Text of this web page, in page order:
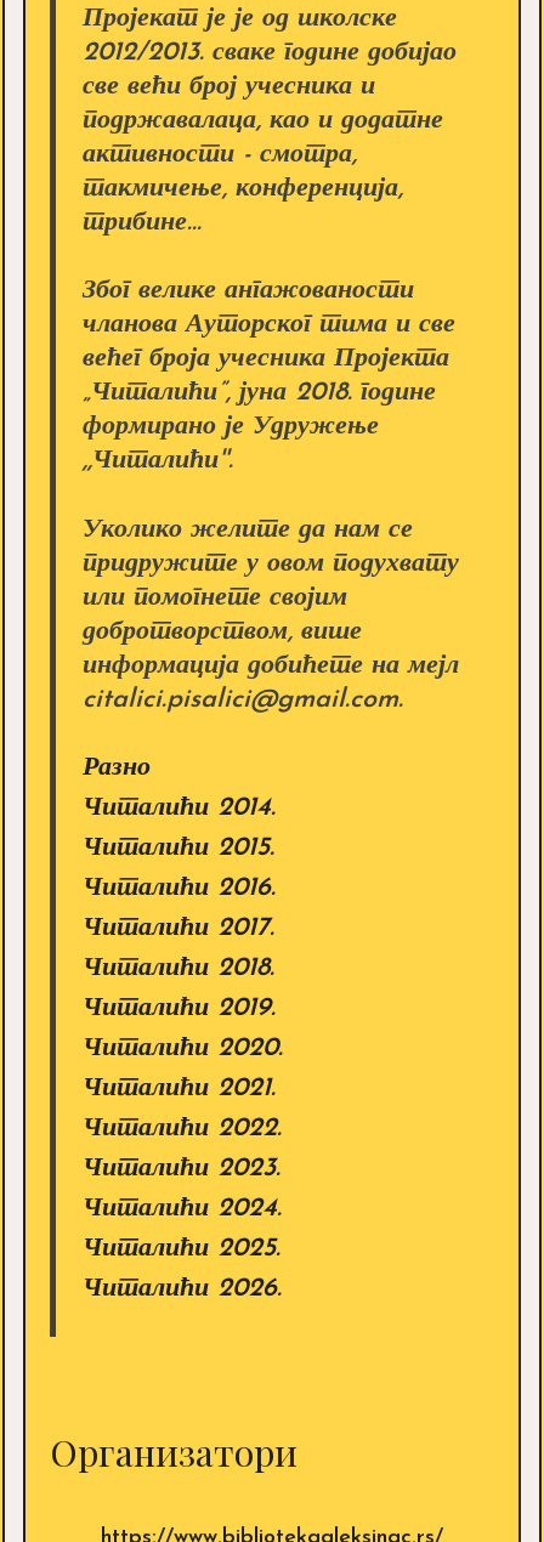
Пројекат је је од школске
2012/2013. сваке године добијао
све већи број учесника и
подржавалаца, као и додатне
активности - смотра,
такмичење, конференција,
трибине...
Због велике ангажованости
чланова Ауторског тима и све
већег броја учесника Пројекта
„Читалићи”, јуна 2018. године
формирано је Удружење
,,Читалићи''.
Уколико желите да нам се
придружите у овом подухвату
или помогнете својим
добротворством, више
информација добићете на мејл
citalici.pisalici@gmail.com.
Разно
Читалићи 2014.
Читалићи 2015.
Читалићи 2016.
Читалићи 2017.
Читалићи 2018.
Читалићи 2019.
Читалићи 2020.
Читалићи 2021.
Читалићи 2022.
Читалићи 2023.
Читалићи 2024.
Читалићи 2025.
Читалићи 2026.
Организатори